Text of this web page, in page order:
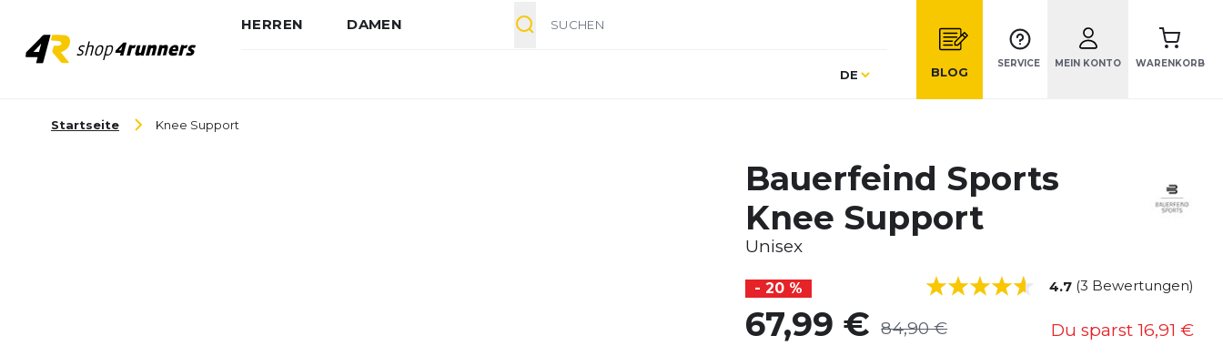
HERREN DAMEN
Sprache
DE BLOG
SERVICE MEIN KONTO WARENKORB
Startseite Knee Support
Bauerfeind Sports
Knee Support
Unisex
- 20 % 4.7 (3 Bewertungen)
67,99 € 84,90 € Du sparst 16,91 €